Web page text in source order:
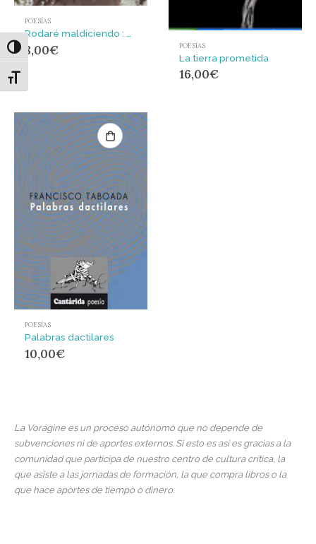
Alternar alto contraste
Alternar tamaño de letra
POESÍAS
Rodaré maldiciendo : poemas y arte callejero
8,00€ POESÍAS
La tierra prometida
16,00€
POESÍAS
Palabras dactilares
10,00€
La Vorágine es un proceso autónomo que no depende de
subvenciones ni de aportes externos. Si esto es así es gracias a la
comunidad que participa de nuestro centro de cultura crítica, la
que asiste a las jornadas de formación, la que compra libros o la
que hace aportes de tiempo o dinero.